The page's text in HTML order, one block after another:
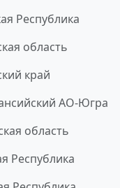
Республика
область
край
АО-Югра
область
Республика